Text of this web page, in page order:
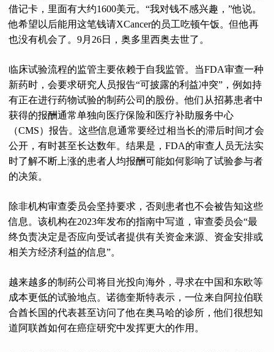
借记卡，里面有大约1600美元。“我对钱不感兴趣，”他说。
他希望以后能用这笔钱请XCancer的员工吃顿午饭。但他再
也没有机会了。9月26日，奥多里西奥去世了。
临床试验流程的监管主要依赖于自我监管。当FDA审查一种
新药时，会要求研究人员报告“可披露的利益冲突”，例如持
有正在进行药物试验的制药公司的股份。他们从招募患者中
获得的报酬通常单独向医疗保险和医疗补助服务中心
（CMS）报告。这些信息通常要经过相当长的滞后时间才会
公开，有时甚至长达数年。结果是，FDA的审查人员无法实
时了解不断上涨的患者人均报酬可能如何影响了试验参与者
的决策。
除非机构审查委员会坚持要求，否则患者也不会被告知这些
信息。该机构在2023年发布的指南中写道，审查委员会“最
终负责决定是否应向受试者提供有关资金来源、资金安排或
相关方经济利益的信息”。
越来越多的制药公司将目光投向海外，寻求在中国和东欧等
成本更低的试验地点。诺德奎斯特表示，一位来自阿拉伯联
合酋长国的代表甚至访问了他在奥马哈的诊所，他们很想知
道阿联酋如何在癌症研究中发挥更大的作用。